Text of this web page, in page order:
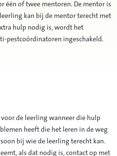
één of twee mentoren. De mentor is
kan bij de mentor terecht met
hulp nodig is, wordt het
pestcoördinatoren ingeschakeld.
de leerling wanneer die hulp
heeft die het leren in de weg
bij wie de leerling terecht kan.
als dat nodig is, contact op met